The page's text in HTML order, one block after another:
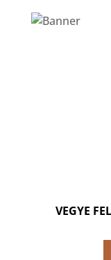
VEGYE